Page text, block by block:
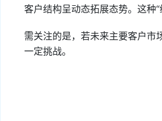
客户结构呈动态拓展态势。这种
需关注的是，若未来主要客户市
一定挑战。